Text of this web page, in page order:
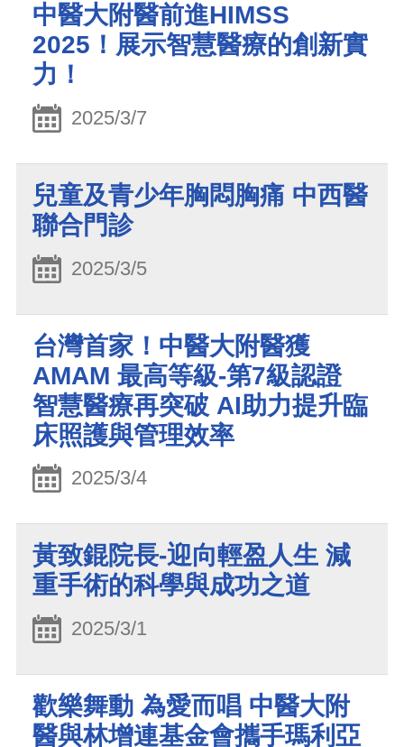
中醫大附醫前進HIMSS
2025！展示智慧醫療的創新實
力！
2025/3/7
兒童及青少年胸悶胸痛 中西醫
聯合門診
2025/3/5
台灣首家！中醫大附醫獲
AMAM 最高等級-第7級認證
智慧醫療再突破 AI助力提升臨
床照護與管理效率
2025/3/4
黃致錕院長-迎向輕盈人生 減
重手術的科學與成功之道
2025/3/1
歡樂舞動 為愛而唱 中醫大附
醫與林增連基金會攜手瑪利亞